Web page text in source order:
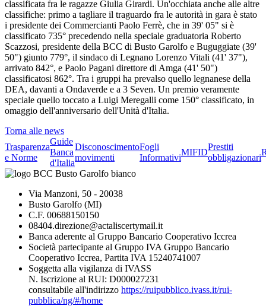
classificata fra le ragazze Giulia Girardi. Un'occhiata anche alle altre
classifiche: primo a tagliare il traguardo fra le autorità in gara è stato
i presidente dei Commercianti Paolo Ferrè, che in 39' 05" si è
classificato 735° precedendo nella speciale graduatoria Roberto
Scazzosi, presidente della BCC di Busto Garolfo e Buguggiate (39'
50") giunto 779°, il sindaco di Legnano Lorenzo Vitali (41' 37"),
arrivato 842°, e Paolo Pagani direttore di Amga (41' 50")
classificatosi 862°. Tra i gruppi ha prevalso quello legnanese della
DEA, davanti a Ondaverde e a 3 Seven. Un premio veramente
speciale quello toccato a Luigi Meregalli come 150° classificato, in
omaggio dell'anniversario dell'Unità d'Italia.
Torna alle news
Trasparenza
e Norme
Guide
Banca
d'Italia
Disconoscimento
movimenti
Fogli
Informativi
MIFID
Prestiti
obbligazionari
Via Manzoni, 50 - 20038
Busto Garolfo (MI)
C.F. 00688150150
08404.direzione@actaliscertymail.it
Banca aderente al Gruppo Bancario Cooperativo Iccrea
Società partecipante al Gruppo IVA Gruppo Bancario
Cooperativo Iccrea, Partita IVA 15240741007
Soggetta alla vigilanza di IVASS
N. Iscrizione al RUI: D000027231
consultabile all'indirizzo https://ruipubblico.ivass.it/rui-
pubblica/ng/#/home